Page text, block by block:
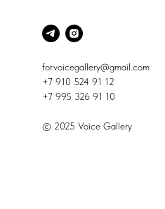
for.voicegallery@gmail.com
+7 910 524 91 12
+7 995 326 91 10
© 2025 Voice Gallery